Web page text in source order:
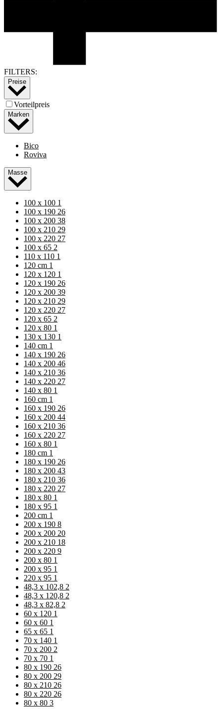
FILTERS:
Preise
Vorteilpreis
Marken
Bico
Roviva
Masse
100 x 100 1
100 x 190 26
100 x 200 38
100 x 210 29
100 x 220 27
100 x 65 2
110 x 110 1
120 cm 1
120 x 120 1
120 x 190 26
120 x 200 39
120 x 210 29
120 x 220 27
120 x 65 2
120 x 80 1
130 x 130 1
140 cm 1
140 x 190 26
140 x 200 46
140 x 210 36
140 x 220 27
140 x 80 1
160 cm 1
160 x 190 26
160 x 200 44
160 x 210 36
160 x 220 27
160 x 80 1
180 cm 1
180 x 190 26
180 x 200 43
180 x 210 36
180 x 220 27
180 x 80 1
180 x 95 1
200 cm 1
200 x 190 8
200 x 200 20
200 x 210 18
200 x 220 9
200 x 80 1
200 x 95 1
220 x 95 1
48,3 x 102,8 2
48,3 x 120,8 2
48,3 x 82,8 2
60 x 120 1
60 x 60 1
65 x 65 1
70 x 140 1
70 x 200 2
70 x 70 1
80 x 190 26
80 x 200 29
80 x 210 26
80 x 220 26
80 x 80 3